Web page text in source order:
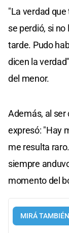
"La verdad
se perdió, si
tarde. Pudo
dicen la
del menor.
Además, al ser
expresó: "Hay
me resulta
siempre
momento del
MIRÁ TAMBIÉN